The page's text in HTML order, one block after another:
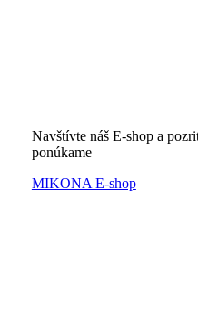
Navštívte náš E-shop a
ponúkame
MIKONA E-shop